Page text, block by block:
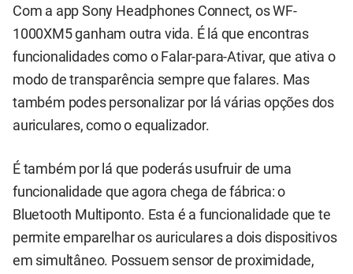
Com a app Sony Headphones Connect, os WF-
1000XM5 ganham outra vida. É lá que encontras
funcionalidades como o Falar-para-Ativar, que ativa o
modo de transparência sempre que falares. Mas
também podes personalizar por lá várias opções dos
auriculares, como o equalizador.
É também por lá que poderás usufruir de uma
funcionalidade que agora chega de fábrica: o
Bluetooth Multiponto. Esta é a funcionalidade que te
permite emparelhar os auriculares a dois dispositivos
em simultâneo. Possuem sensor de proximidade,